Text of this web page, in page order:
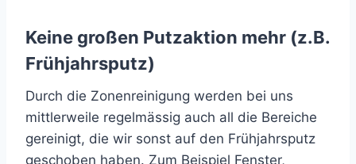
Keine großen Putzaktion mehr (z.B.
Frühjahrsputz)
Durch die Zonenreinigung werden bei uns
mittlerweile regelmässig auch all die Bereiche
gereinigt, die wir sonst auf den Frühjahrsputz
geschoben haben. Zum Beispiel Fenster,